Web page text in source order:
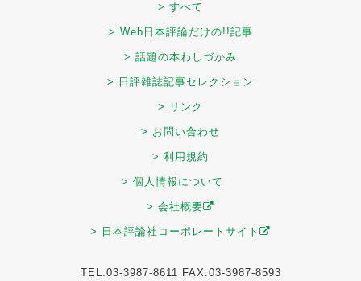
> すべて
> Web日本評論だけの!!記事
> 話題の本わしづかみ
> 日評雑誌記事セレクション
> リンク
> お問い合わせ
> 利用規約
> 個人情報について
> 会社概要
> 日本評論社コーポレートサイト
TEL:03-3987-8611 FAX:03-3987-8593